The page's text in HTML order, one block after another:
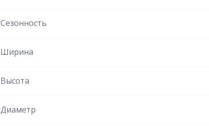
Сезонность
Ширина
Высота
Диаметр